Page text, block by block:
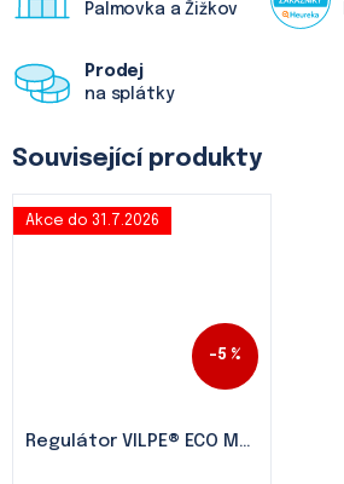
Palmovka a Žižkov
Prodej
na splátky
Související produkty
Akce do 31.7.2026
–5 %
Regulátor VILPE® ECO Monitor